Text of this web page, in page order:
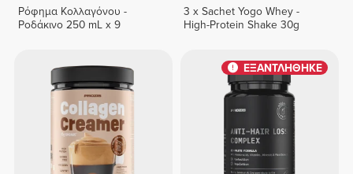
Ρόφημα Κολλαγόνου -
Ροδάκινο 250 mL x 9
3 x Sachet Yogo Whey -
High-Protein Shake 30g
ΕΞΑΝΤΛΗΘΗΚΕ